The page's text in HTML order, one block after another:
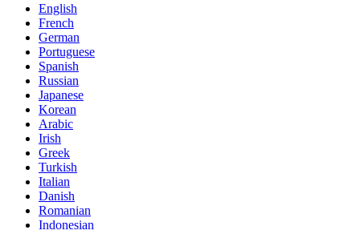
English
French
German
Portuguese
Spanish
Russian
Japanese
Korean
Arabic
Irish
Greek
Turkish
Italian
Danish
Romanian
Indonesian